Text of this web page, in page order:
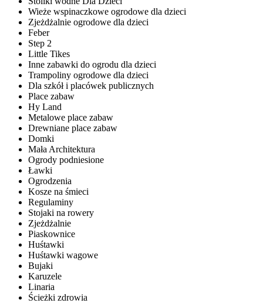
Wieże wspinaczkowe ogrodowe dla dzieci
Zjeżdżalnie ogrodowe dla dzieci
Feber
Step 2
Little Tikes
Inne zabawki do ogrodu dla dzieci
Trampoliny ogrodowe dla dzieci
Dla szkół i placówek publicznych
Place zabaw
Hy Land
Metalowe place zabaw
Drewniane place zabaw
Domki
Mała Architektura
Ogrody podniesione
Ławki
Ogrodzenia
Kosze na śmieci
Regulaminy
Stojaki na rowery
Zjeżdżalnie
Piaskownice
Huśtawki
Huśtawki wagowe
Bujaki
Karuzele
Linaria
Ścieżki zdrowia